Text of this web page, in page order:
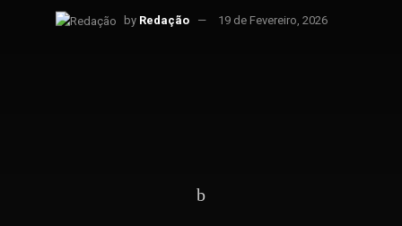
by Redação 19 de Fevereiro, 2026